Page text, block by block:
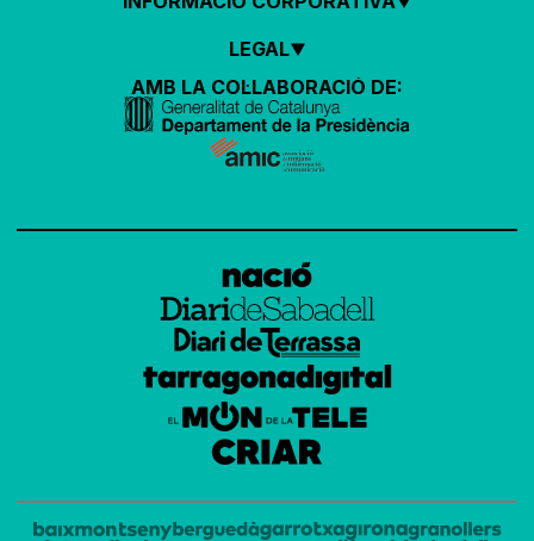
LEGAL
AMB LA COL·LABORACIÓ DE: